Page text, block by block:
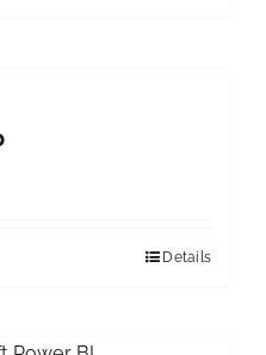
Details